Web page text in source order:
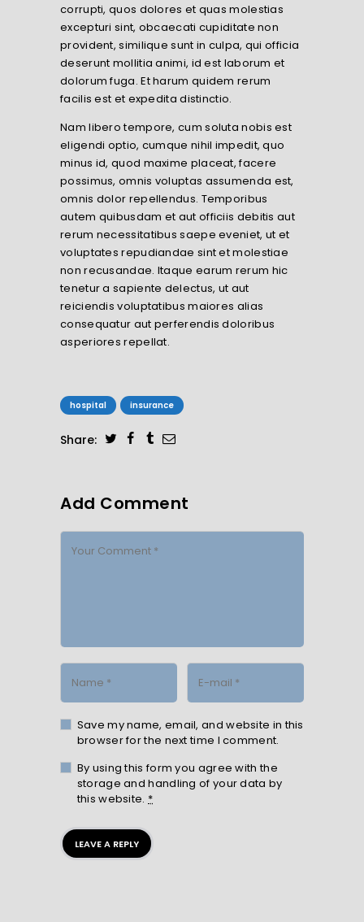
corrupti, quos dolores et quas molestias
excepturi sint, obcaecati cupiditate non
provident, similique sunt in culpa, qui officia
deserunt mollitia animi, id est laborum et
dolorum fuga. Et harum quidem rerum
facilis est et expedita distinctio.
Nam libero tempore, cum soluta nobis est
eligendi optio, cumque nihil impedit, quo
minus id, quod maxime placeat, facere
possimus, omnis voluptas assumenda est,
omnis dolor repellendus. Temporibus
autem quibusdam et aut officiis debitis aut
rerum necessitatibus saepe eveniet, ut et
voluptates repudiandae sint et molestiae
non recusandae. Itaque earum rerum hic
tenetur a sapiente delectus, ut aut
reiciendis voluptatibus maiores alias
consequatur aut perferendis doloribus
asperiores repellat.
hospital insurance
Share:
Add Comment
Save my name, email, and website in this
browser for the next time I comment.
By using this form you agree with the
storage and handling of your data by
this website. *